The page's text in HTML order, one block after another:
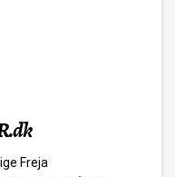
Freja